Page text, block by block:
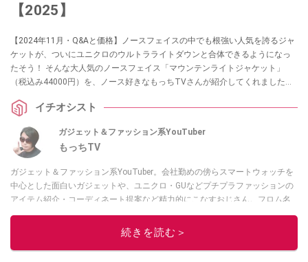
【2025】
【2024年11月・Q&Aと価格】ノースフェイスの中でも根強い人気を誇るジャ
ケットが、ついにユニクロのウルトラライトダウンと合体できるようになっ
たそう！ そんな大人気のノースフェイス「マウンテンライトジャケット」
（税込み44000円）を、ノース好きなもっちTVさんが紹介してくれました。
ンジップシステム”により真冬も乗り切れるジャケットに早変わりすることな
イチオシスト
ガジェット＆ファッション系YouTuber
もっちTV
ガジェット＆ファッション系YouTuber。会社勤めの傍らスマートウォッチを
中心とした面白いガジェットや、ユニクロ・GUなどプチプラファッションの
アイテム紹介・コーディネート提案など精力的にこなすおじさん。フロム名
このイチオシストの他の記事を読む
続きを読む＞